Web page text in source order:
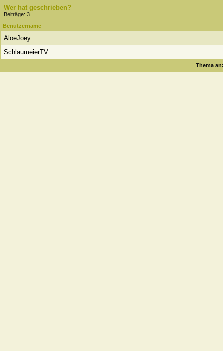
Wer hat geschrieben?
Beiträge: 3
Benutzername
AloeJoey
SchlaumeierTV
Thema